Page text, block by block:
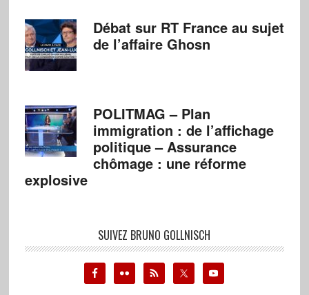
Débat sur RT France au sujet
de l’affaire Ghosn
POLITMAG – Plan
immigration : de l’affichage
politique – Assurance
chômage : une réforme
explosive
SUIVEZ BRUNO GOLLNISCH